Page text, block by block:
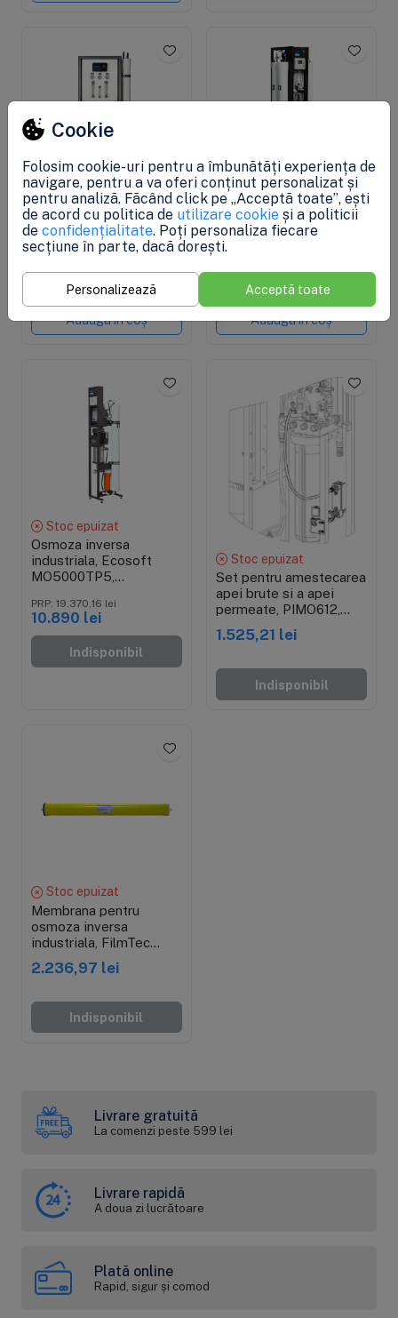
Precomandă
Osmoza inversa
industriala, Ecosoft
MO12000TP5,
profesionala, 2 carcase
pentru membrane de 4",
controler, prefiltrare si
pompa inclusa
PRP: 27.097,90 lei
14.794,54 lei
Adaugă în coș
Ultima bucată
Osmoza inversa
industriala, Ecosoft
MO20000TP5,
carcase de membrane
40", prefiltrare si pompa
inclusa
PRP: 36.696,55 lei
20.031,09 lei
Adaugă în coș
Stoc epuizat
Osmoza inversa
industriala, Ecosoft
MO5000TP5,
OC5000, 1 carcasa de
membrana 40",
prefiltrare si pompa
inclusa
PRP: 19.370,16 lei
10.890 lei
Indisponibil
Stoc epuizat
Set pentru amestecarea
apei brute si a apei
permeate, PIMO612,
pentru osmoza inversa
industriala
1.525,21 lei
Indisponibil
Stoc epuizat
Membrana pentru
osmoza inversa
industriala, FilmTec
inch, 2600 GPD
2.236,97 lei
Indisponibil
Livrare gratuită
La comenzi peste 599 lei
Livrare rapidă
A doua zi lucrătoare
Plată online
Rapid, sigur și comod
Cookie
Folosim cookie-uri pentru a îmbunătăți experiența de
navigare, pentru a va oferi conținut personalizat și
pentru analiză. Făcând click pe „Acceptă toate”, ești
de acord cu politica de utilizare cookie și a politicii
de confidențialitate. Poți personaliza fiecare
secțiune în parte, dacă dorești.
Personalizează Acceptă toate